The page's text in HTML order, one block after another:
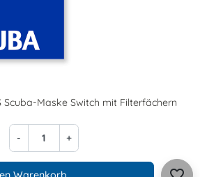
Maske Switch mit Filterfächern
- +